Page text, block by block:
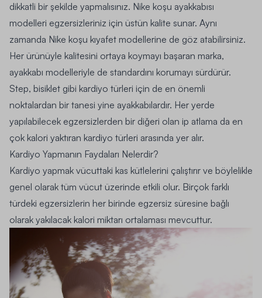
dikkatli bir şekilde yapmalısınız. Nike koşu ayakkabısı
modelleri egzersizleriniz için üstün kalite sunar. Aynı
zamanda Nike koşu kıyafet modellerine de göz atabilirsiniz.
Her ürünüyle kalitesini ortaya koymayı başaran marka,
ayakkabı modelleriyle de standardını korumayı sürdürür.
Step, bisiklet gibi kardiyo türleri için de en önemli
noktalardan bir tanesi yine ayakkabılardır. Her yerde
yapılabilecek egzersizlerden bir diğeri olan ip atlama da en
çok kalori yaktıran kardiyo türleri arasında yer alır.
Kardiyo Yapmanın Faydaları Nelerdir?
Kardiyo yapmak vücuttaki kas kütlelerini çalıştırır ve böylelikle
genel olarak tüm vücut üzerinde etkili olur. Birçok farklı
türdeki egzersizlerin her birinde egzersiz süresine bağlı
olarak yakılacak kalori miktarı ortalaması mevcuttur.